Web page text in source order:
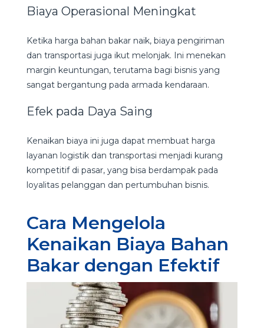
Biaya Operasional Meningkat
Ketika harga bahan bakar naik, biaya pengiriman
dan transportasi juga ikut melonjak. Ini menekan
margin keuntungan, terutama bagi bisnis yang
sangat bergantung pada armada kendaraan.
Efek pada Daya Saing
Kenaikan biaya ini juga dapat membuat harga
layanan logistik dan transportasi menjadi kurang
kompetitif di pasar, yang bisa berdampak pada
loyalitas pelanggan dan pertumbuhan bisnis.
Cara Mengelola
Kenaikan Biaya Bahan
Bakar dengan Efektif